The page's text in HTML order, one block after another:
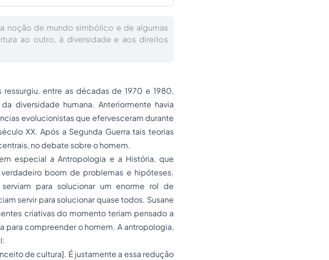
noção de mundo simbólico e de algumas
ao outro, à diversidade e aos direitos
entre as décadas de 1970 e 1980,
diversidade humana. Anteriormente havia
evolucionistas que efervesceram durante
XX. Após a Segunda Guerra tais teorias
no debate sobre o homem.
especial a Antropologia e a História, que
boom de problemas e hipóteses.
para solucionar um enorme rol de
servir para solucionar quase todos. Susane
criativas do momento teriam pensado a
para compreender o homem. A antropologia,
de cultura]. É justamente a essa redução